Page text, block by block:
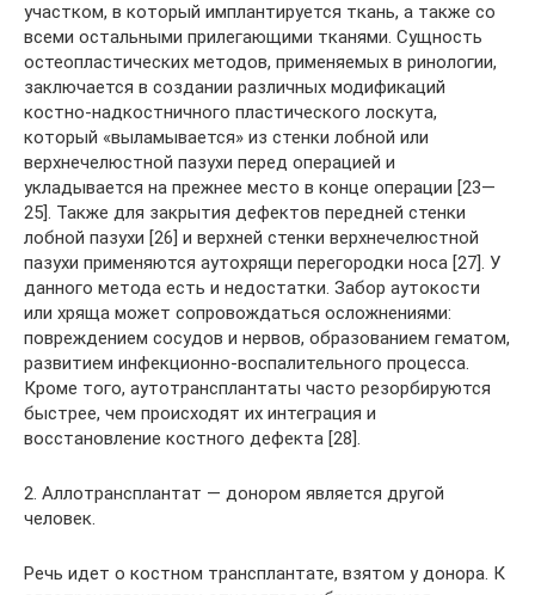
участком, в который имплантируется ткань, а также со
всеми остальными прилегающими тканями. Сущность
остеопластических методов, применяемых в ринологии,
заключается в создании различных модификаций
костно-надкостничного пластического лоскута,
который «выламывается» из стенки лобной или
верхнечелюстной пазухи перед операцией и
укладывается на прежнее место в конце операции [23—
25]. Также для закрытия дефектов передней стенки
лобной пазухи [26] и верхней стенки верхнечелюстной
пазухи применяются аутохрящи перегородки носа [27]. У
данного метода есть и недостатки. Забор аутокости
или хряща может сопровождаться осложнениями:
повреждением сосудов и нервов, образованием гематом,
развитием инфекционно-воспалительного процесса.
Кроме того, аутотрансплантаты часто резорбируются
быстрее, чем происходят их интеграция и
восстановление костного дефекта [28].
2. Аллотрансплантат — донором является другой
человек.
Речь идет о костном трансплантате, взятом у донора. К